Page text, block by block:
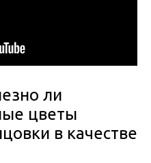
ли
цветы
в качестве